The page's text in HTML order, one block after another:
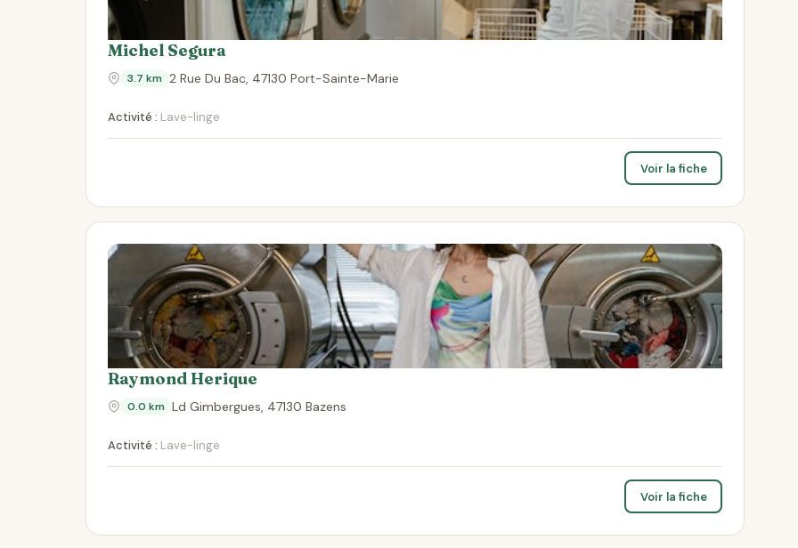
Michel Segura
3.7 km 2 Rue Du Bac, 47130 Port-Sainte-Marie
Activité : Lave-linge
Voir la fiche
Raymond Herique
0.0 km Ld Gimbergues, 47130 Bazens
Activité : Lave-linge
Voir la fiche